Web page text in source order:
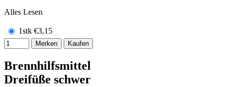
Alles Lesen
1stk €3,15
Merken Kaufen
Brennhilfsmittel
Dreifüße schwer